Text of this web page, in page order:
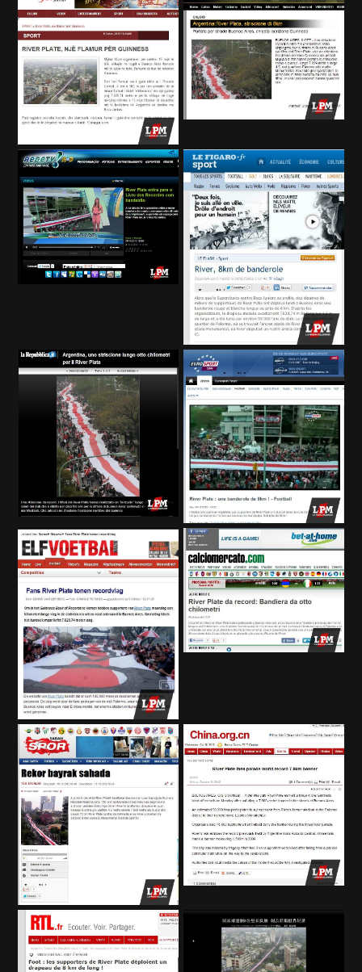
Términos y Condiciones
Políticas de Privacidad
Política Editorial
Ad Choices
La Página Millonaria, al igual que
Futbol Sites, es una compañía
perteneciente a Better Collective.
Todos los derechos reservados.
EL JUEGO COMPULSIVO ES PERJUDICIAL PARA
VOS Y TU FAMILIA, Línea gratuita de orientación al
jugador problemático: Buenos Aires Provincia
0800-444-4000, Buenos Aires Ciudad 0800-666-
6006
La aceptación de una de las ofertas presentadas en esta página
puede dar lugar a un pago aLa Página Millonaria. Este pago puede
influir en cómo y dónde aparecen los operadores de juego en la
página y en el orden en que aparecen, pero no influye en nuestras
evaluaciones.
EL JUGAR COMPULSIVAMENTE ES PERJUDICIAL PARA LA SALUD.